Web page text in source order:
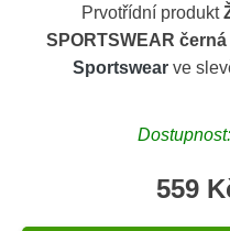
Prvotřídní produkt
SPORTSWEAR černá
Sportswear ve
559